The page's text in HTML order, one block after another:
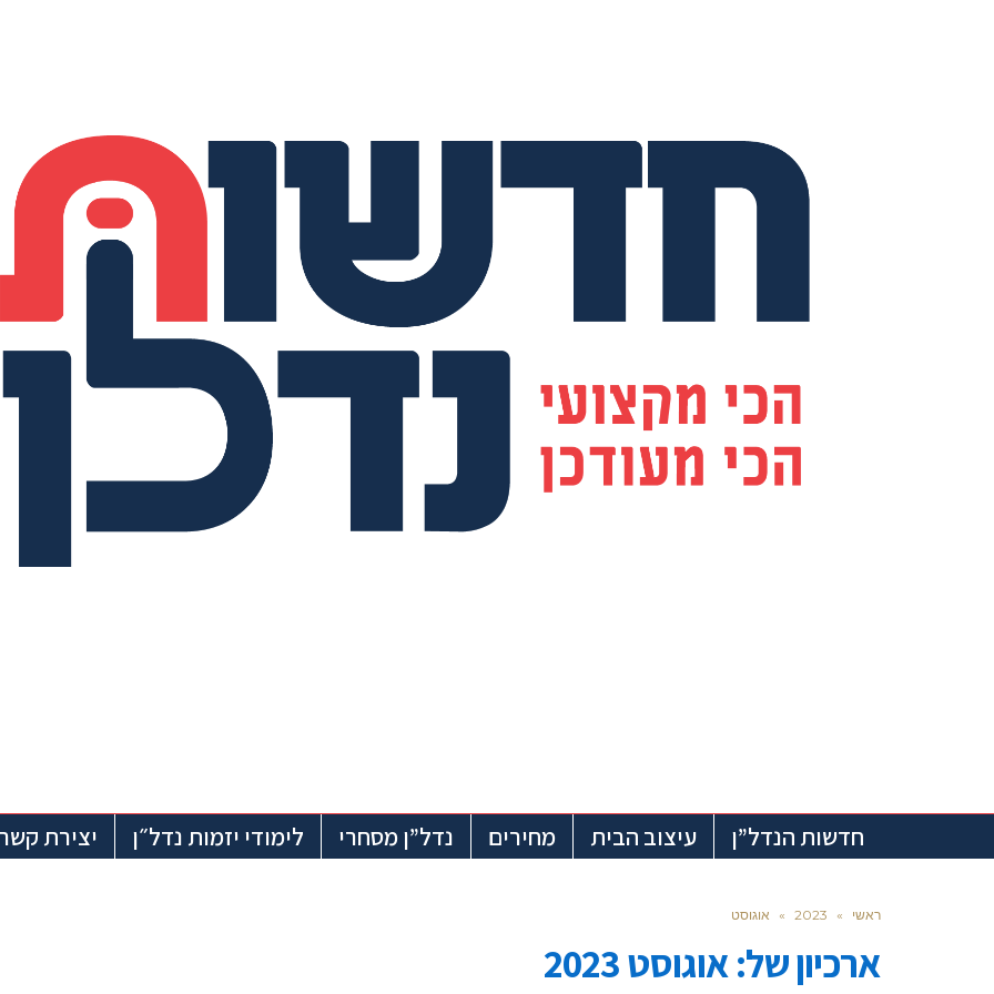
חדשות הנדל”ן עיצוב הבית מחירים נדל”ן מסחרי לימודי יזמות נדל״ן יצירת קשר
ראשי »
2023
» אוגוסט
ארכיון של:אוגוסט 2023